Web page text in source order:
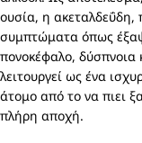
ουσία, η ακεταλδεΰδη,
συμπτώματα όπως
πονοκέφαλο, δύσπνοια
λειτουργεί ως ένα
άτομο από το να πιει
πλήρη αποχή.